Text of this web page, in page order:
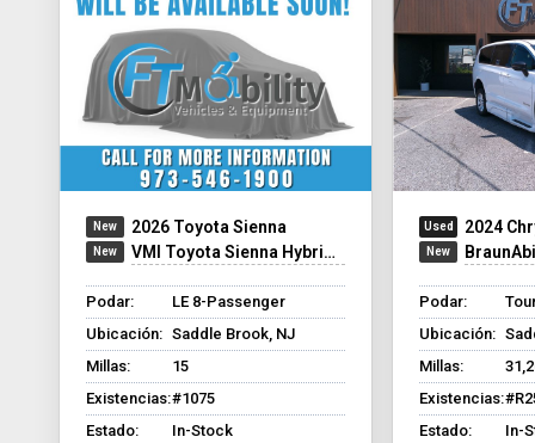
2026 Toyota Sienna
VMI Toyota Sienna Hybrid - Rear Entry - FWD
Podar:
LE 8-Passenger
Ubicación: Saddle Brook, NJ
Millas:
15
Existencias:#1075
Estado:
In-Stock
2024
Podar:
Ubicación:
Millas:
Existencias:
Estado:
In-